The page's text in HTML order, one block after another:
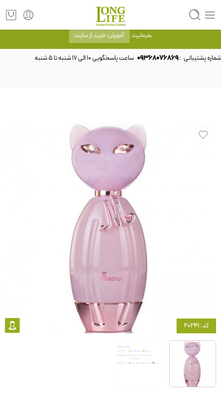
توجه! برند لانگ لایف رایحه های معروف را با شیشه و بسته بندی خود شرکت لانگ لایف
عرضه می کند.که با انتخاب حجم هر ادکلنی می توانید شیشه و بسته بندی را ملاحظه
بفرمایید. آموزش خرید از سایت
شماره پشتیبانی :09368076869
کد: 20241